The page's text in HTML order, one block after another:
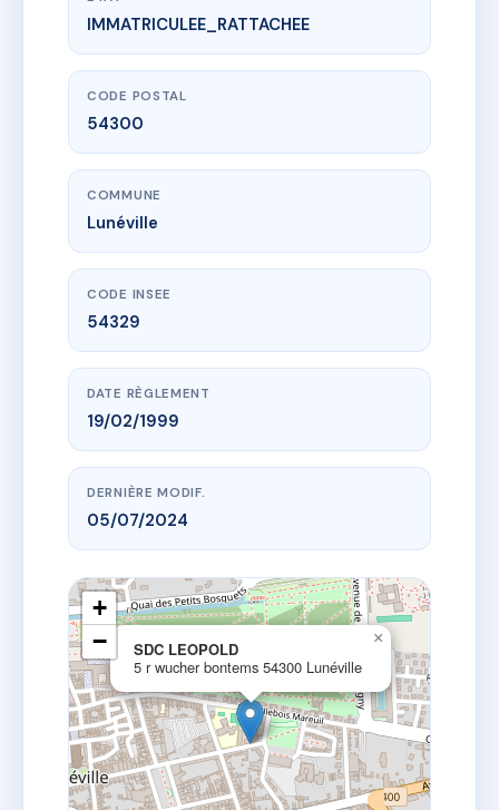
www.vme.plus/AC6712970
SDC LEOPOLD
5 r wucher bontems
IMMATRICULEE_RATTACHEE
CODE POSTAL
54300
COMMUNE
Lunéville
CODE INSEE
54329
DATE RÈGLEMENT
19/02/1999
DERNIÈRE MODIF.
05/07/2024
SDC LEOPOLD
5 r wucher bontems 54300 Lunéville
×
+
−